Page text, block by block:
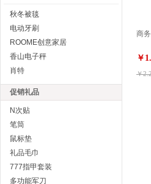
商
￥
￥
秋冬被毯
电动牙刷
ROOME创意家居
香山电子秤
肖特
促销礼品
N次贴
笔筒
鼠标垫
礼品毛巾
777指甲套装
多功能军刀